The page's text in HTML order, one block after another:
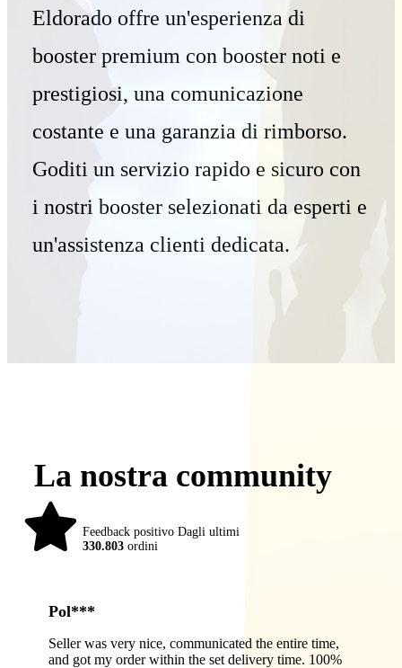
Eldorado offre un'esperienza di
booster premium con booster noti e
prestigiosi, una comunicazione
costante e una garanzia di rimborso.
Goditi un servizio rapido e sicuro con
i nostri booster selezionati da esperti e
un'assistenza clienti dedicata.
La nostra community
Feedback positivo Dagli ultimi
330.803 ordini
Pol***
Seller was very nice, communicated the entire time,
and got my order within the set delivery time. 100%